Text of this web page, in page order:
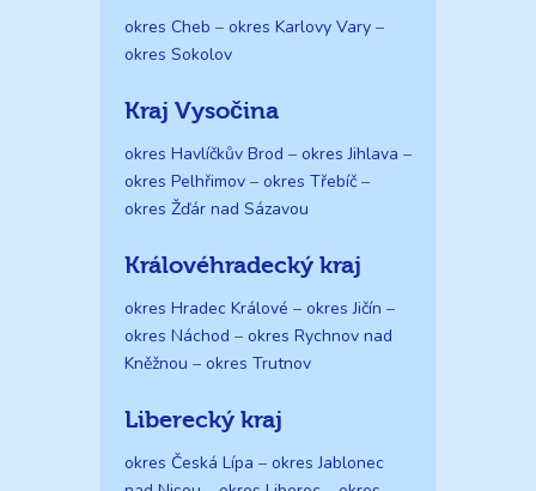
okres Cheb – okres Karlovy Vary –
okres Sokolov
Kraj Vysočina
okres Havlíčkův Brod – okres Jihlava –
okres Pelhřimov – okres Třebíč –
okres Žďár nad Sázavou
Královéhradecký kraj
okres Hradec Králové – okres Jičín –
okres Náchod – okres Rychnov nad
Kněžnou – okres Trutnov
Liberecký kraj
okres Česká Lípa – okres Jablonec